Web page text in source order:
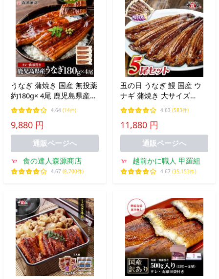
うなぎ 蒲焼き 国産 無投薬
約180g× 4尾 鹿児島県産
山田水産 鰻師 食品 海鮮
ギフト
4.64 (14件)
9,880 円
通販ページへ
食の達人森源商店
4.67 (8,700件)
丑の日 うなぎ 鰻 国産 ウ
ナギ 蒲焼き 大サイズ
155g×5本入り(10人前) ※タ
レ＆山椒付き ギフト 贈り
物 誕生日 FF ポイント利用
爆買
4.63 (583件)
11,880 円
通販ページへ
越前かに職人 甲羅組
4.67 (35,153件)